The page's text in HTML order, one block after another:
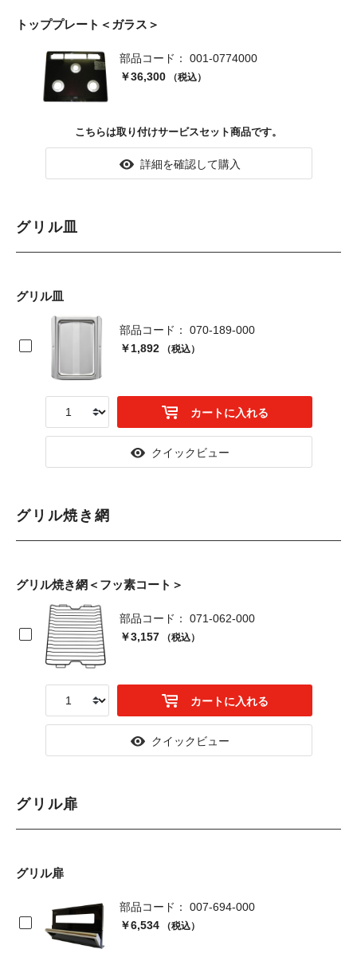
トッププレート＜ガラス＞
部品コード： 001-0774000
￥36,300 （税込）
こちらは取り付けサービスセット商品です。
詳細を確認して購入
グリル皿
グリル皿
部品コード： 070-189-000
￥1,892 （税込）
カートに入れる
クイックビュー
グリル焼き網
グリル焼き網＜フッ素コート＞
部品コード： 071-062-000
￥3,157 （税込）
カートに入れる
クイックビュー
グリル扉
グリル扉
部品コード： 007-694-000
￥6,534 （税込）